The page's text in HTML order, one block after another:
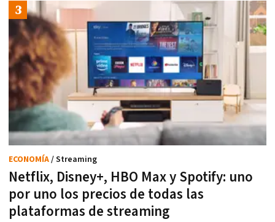
Netflix, Disney+, HBO Max y Spotify: uno
por uno los precios de todas las
plataformas de streaming
ECONOMÍA/ Streaming